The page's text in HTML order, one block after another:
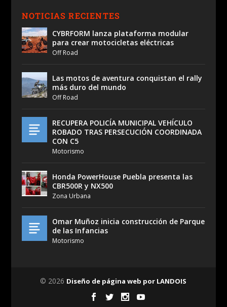
NOTICIAS RECIENTES
CYBRFORM lanza plataforma modular
para crear motocicletas eléctricas
Off Road
Las motos de aventura conquistan el rally
más duro del mundo
Off Road
RECUPERA POLICÍA MUNICIPAL VEHÍCULO
ROBADO TRAS PERSECUCIÓN COORDINADA
CON C5
Motorismo
Honda PowerHouse Puebla presenta las
CBR500R y NX500
Zona Urbana
Omar Muñoz inicia construcción de Parque
de las Infancias
Motorismo
© 2026 Diseño de página web por LANDOIS